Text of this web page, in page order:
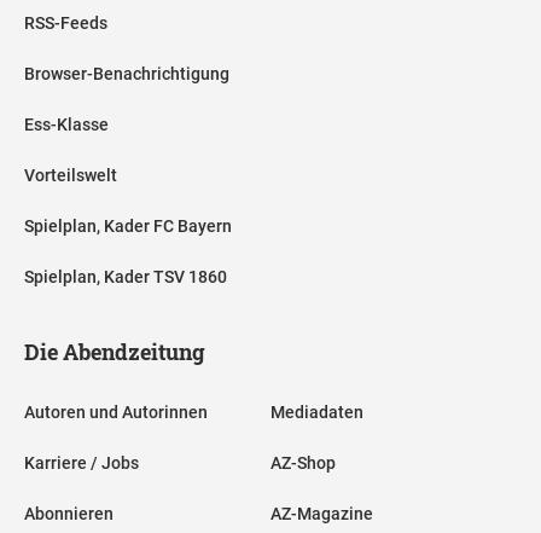
RSS-Feeds
Browser-Benachrichtigung
Ess-Klasse
Vorteilswelt
Spielplan, Kader FC Bayern
Spielplan, Kader TSV 1860
Die Abendzeitung
Autoren und Autorinnen
Karriere / Jobs
Abonnieren
Mediadaten
AZ-Shop
AZ-Magazine